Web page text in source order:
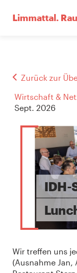
Limmattal.
Zurück zur
Wirtschaft &
Sept. 2026
IDH-
Wir treffen uns
(Ausnahme Jan,